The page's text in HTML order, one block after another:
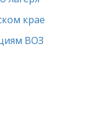
крае
ВОЗ